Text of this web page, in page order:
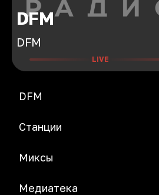
DFM
DFM
LIVE
DFM
Станции
Миксы
Медиатека